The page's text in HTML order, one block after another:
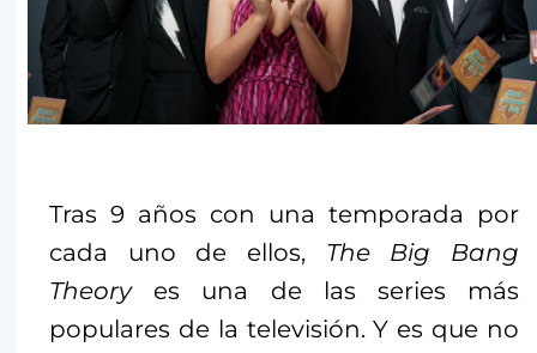
Tras 9 años con una temporada por
cada uno de ellos, The Big Bang
Theory es una de las series más
populares de la televisión. Y es que no